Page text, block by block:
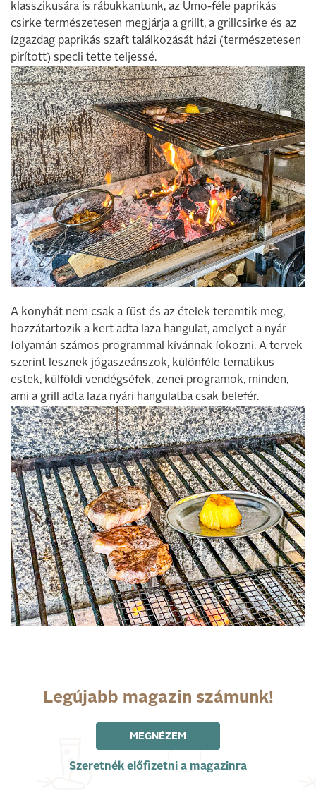
klasszikusára is rábukkantunk, az Umo-féle paprikás
csirke természetesen megjárja a grillt, a grillcsirke és az
ízgazdag paprikás szaft találkozását házi (természetesen
pirított) specli tette teljessé.
A konyhát nem csak a füst és az ételek teremtik meg,
hozzátartozik a kert adta laza hangulat, amelyet a nyár
folyamán számos programmal kívánnak fokozni. A tervek
szerint lesznek jógaszeánszok, különféle tematikus
estek, külföldi vendégséfek, zenei programok, minden,
ami a grill adta laza nyári hangulatba csak belefér.
Legújabb magazin számunk!
MEGNÉZEM
Szeretnék előfizetni a magazinra